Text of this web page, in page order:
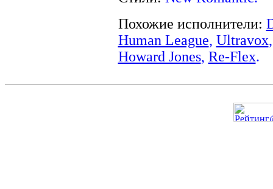
Похожие исполнители:
Human League, Ultravox
Howard Jones, Re-Flex.